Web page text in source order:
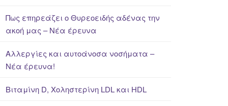
Πως επηρεάζει ο Θυρεοειδής αδένας την
ακοή μας – Νέα έρευνα
Αλλεργίες και αυτοάνοσα νοσήματα –
Νέα έρευνα!
Βιταμίνη D, Χοληστερίνη LDL και HDL